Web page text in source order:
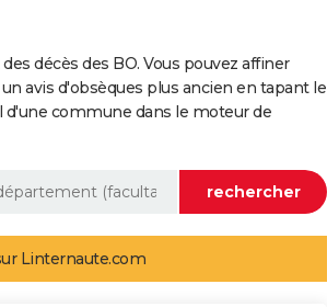
décès des BO. Vous pouvez affiner
avis d'obsèques plus ancien en tapant le
commune dans le moteur de
Linternaute.com